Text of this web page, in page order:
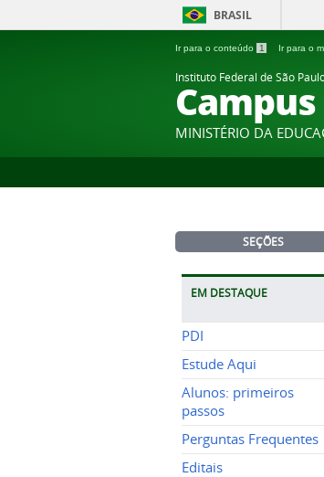
BRASIL
Ir para o conteúdo 1 Ir para o
Instituto Federal de São
MINISTÉRIO DA
SEÇÕES
EM DESTAQUE
PDI
Estude Aqui
Alunos: primeiros
passos
Perguntas Frequentes
Editais